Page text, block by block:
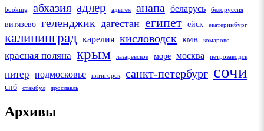
booking абхазия адлер адыгея анапа беларусь белоруссия
витязево геленджик дагестан египет ейск екатеринбург
калининград карелия кисловодск кмв комарово
красная поляна крым лазаревское море москва петрозаводск
питер подмосковье пятигорск санкт-петербург сочи
спб стамбул ярославль
Архивы